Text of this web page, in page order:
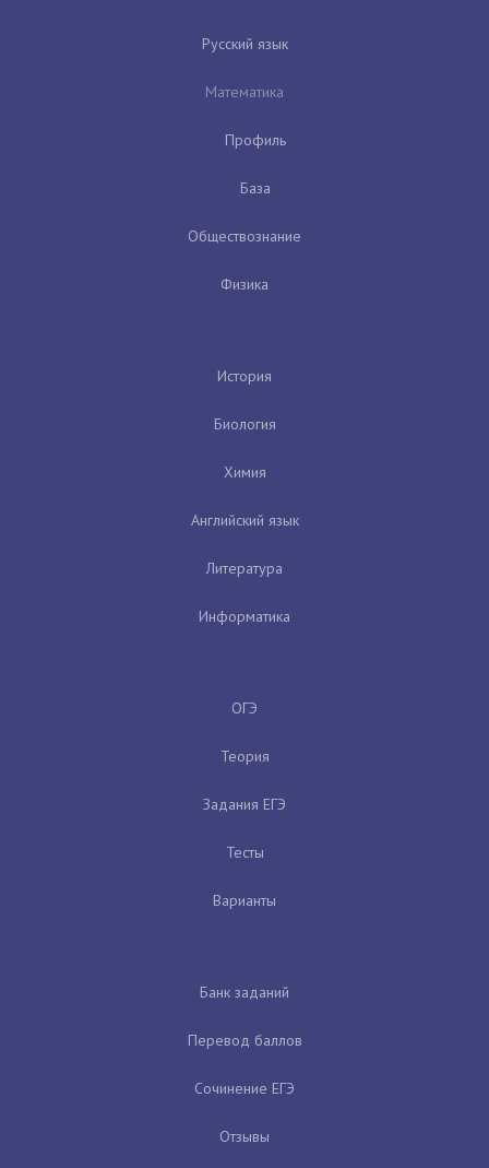
Русский язык
Математика
Профиль
База
Обществознание
Физика
История
Биология
Химия
Английский язык
Литература
Информатика
ОГЭ
Теория
Задания ЕГЭ
Тесты
Варианты
Банк заданий
Перевод баллов
Сочинение ЕГЭ
Отзывы